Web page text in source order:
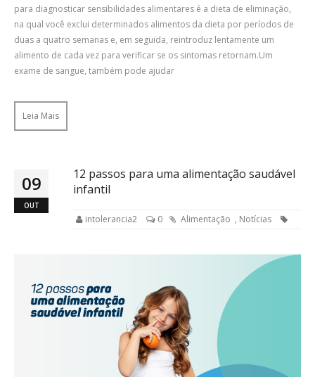
para diagnosticar sensibilidades alimentares é a dieta de eliminação,
na qual você exclui determinados alimentos da dieta por períodos de
duas a quatro semanas e, em seguida, reintroduz lentamente um
alimento de cada vez para verificar se os sintomas retornam.Um
exame de sangue, também pode ajudar
Leia Mais
09
OUT
12 passos para uma alimentação saudável
infantil
intolerancia2 0 Alimentação , Notícias